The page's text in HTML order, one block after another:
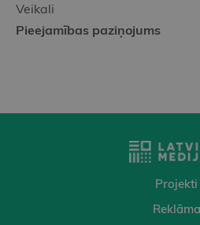
Veikali
Pieejamības paziņojums
Projekti
Reklāma